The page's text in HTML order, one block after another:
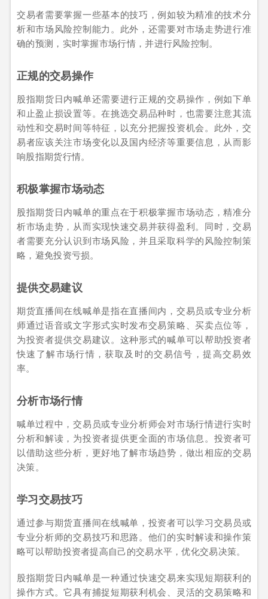
交易者需要掌握一些基本的技巧，例如较为精准的技术分
析和市场风险控制能力。此外，还需要对市场走势进行准
确的预测，实时掌握市场行情，并进行风险控制。
正规的交易操作
股指期货日内喊单还需要进行正规的交易操作，例如下单
和止盈止损设置等。在挑选交易品种时，也需要注意其流
动性和交易时间等特征，以充分把握投资机会。此外，交
易者应该关注市场变化以及国内经济等重要信息，从而影
响股指期货行情。
积极掌握市场动态
股指期货日内喊单的重点在于积极掌握市场动态，精准分
析市场走势，从而实现快速交易并获得盈利。同时，交易
者需要充分认识到市场风险，并且采取科学的风险控制策
略，避免投资亏损。
提供交易建议
期货直播间在线喊单是指在直播间内，交易员或专业分析
师通过语音或文字形式实时发布交易策略、买卖点位等，
为投资者提供交易建议。这种形式的喊单可以帮助投资者
快速了解市场行情，获取及时的交易信号，提高交易效
率。
分析市场行情
喊单过程中，交易员或专业分析师会对市场行情进行实时
分析和解读，为投资者提供更全面的市场信息。投资者可
以借助这些分析，更好地了解市场趋势，做出相应的交易
决策。
学习交易技巧
通过参与期货直播间在线喊单，投资者可以学习交易员或
专业分析师的交易技巧和思路。他们的实时解读和操作策
略可以帮助投资者提高自己的交易水平，优化交易决策。
股指期货日内喊单是一种通过快速交易来实现短期获利的
操作方式。它具有捕捉短期获利机会、灵活的交易策略和